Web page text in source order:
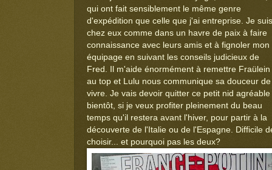
qui ont fait sensiblement le même genre
d'expédition que celle que j'ai entreprise. Je suis
chez eux comme dans un havre de paix à faire
connaissance avec leurs amis et à fignoler mon
équipage en suivant les conseils judicieux de
Fred. Il m'aide énormément à remettre Fraülein
au top et Lulu nous communique sa douceur de
vivre. Je vais devoir quitter ce petit nid agréable
bientôt, si je veux profiter pleinement du beau
temps qu'il restera avant l'hiver, pour partir à la
découverte de l'Italie ou de l'Espagne. Difficile
choisir... et pourquoi pas les deux?